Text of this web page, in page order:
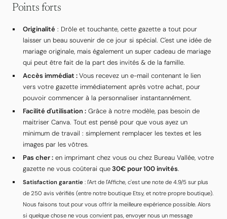
Points forts
Originalité : Drôle et touchante, cette gazette a tout pour
laisser un beau souvenir de ce jour si spécial. C'est une idée de
mariage originale, mais également un super cadeau de mariage
qui peut être fait de la part des invités & de la famille.
Accès immédiat :Vous recevez un e-mail contenant le lien
vers votre gazette immédiatement après votre achat, pour
pouvoir commencer à la personnaliser instantannément.
Facilité d'utilisation : Grâce à notre modèle, pas besoin de
maitriser Canva. Tout est pensé pour que vous ayez un
minimum de travail : simplement remplacer les textes et les
images par les vôtres.
Pas cher : en imprimant chez vous ou chez Bureau Vallée, votre
gazette ne vous coûterai que30€ pour 100 invités.
Satisfaction garantie : l'Art de l'Affiche, c'est une note de 4.9/5 sur plus
de 250 avis vérifiés (entre notre boutique Etsy, et notre propre boutique).
Nous faisons tout pour vous offrir la meilleure expérience possible. Alors
si quelque chose ne vous convient pas, envoyer nous un message